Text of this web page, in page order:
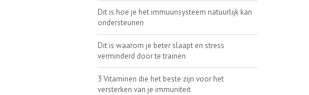
Dit is hoe je het immuunsysteem natuurlijk kan
ondersteunen
Dit is waarom je beter slaapt en stress
verminderd door te trainen
3 Vitaminen die het beste zijn voor het
versterken van je immuniteit